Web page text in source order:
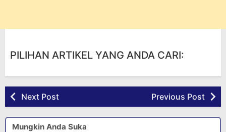
PILIHAN ARTIKEL YANG ANDA CARI:
Next Post Previous Post
Mungkin Anda Suka